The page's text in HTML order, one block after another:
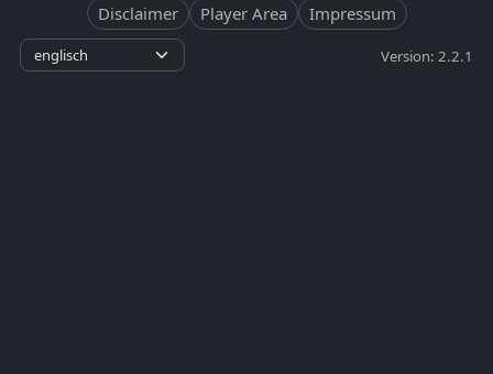
Disclaimer Player Area Impressum
Version: 2.2.1